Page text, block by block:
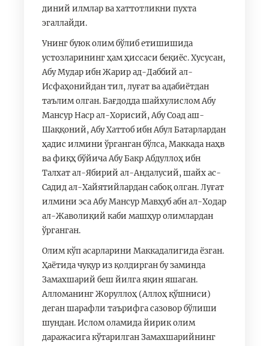
диний илмлар ва хаттотликни пухта
эгаллайди.
Унинг буюк олим бўлиб етишишида
устозларининг ҳам ҳиссаси беқиёс. Хусусан,
Абу Мудар ибн Жарир ад-Даббий ал-
Исфаҳонийдан тил, луғат ва адабиётдан
таълим олган. Бағдодда шайхулислом Абу
Мансур Наср ал-Хорисий, Абу Соад аш-
Шаққоний, Абу Хаттоб ибн Абул Батарлардан
ҳадис илмини ўрганган бўлса, Маккада наҳв
ва фиқҳ бўйича Абу Бакр Абдуллоҳ ибн
Талхат ал-Ябирий ал-Андалусий, шайх ас-
Садид ал-Хайятийлардан сабоқ олган. Луғат
илмини эса Абу Мансур Мавҳуб абн ал-Ходар
ал-Жаволиқий каби машҳур олимлардан
ўрганган.
Олим кўп асарларини Маккадалигида ёзган.
Ҳаётида чуқур из қолдирган бу заминда
Замахшарий беш йилга яқин яшаган.
Алломанинг Жоруллоҳ (Аллоҳ қўшниси)
деган шарафли таърифга сазовор бўлиши
шундан. Ислом оламида йирик олим
даражасига кўтарилган Замахшарийнинг